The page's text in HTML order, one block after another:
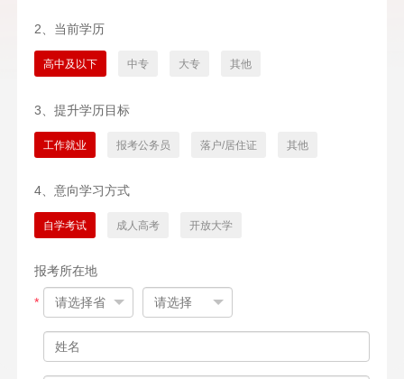
2、当前学历
高中及以下 中专 大专 其他
3、提升学历目标
工作就业 报考公务员 落户/居住证 其他
4、意向学习方式
自学考试 成人高考 开放大学
报考所在地
*